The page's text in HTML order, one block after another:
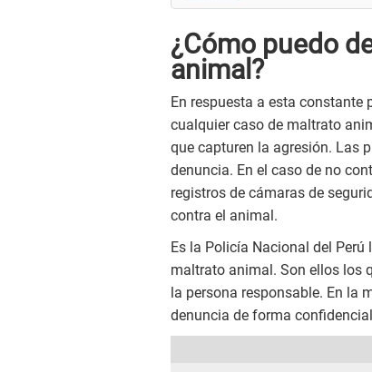
¿Cómo puedo
animal?
En respuesta a esta
cualquier caso de maltrato
que capturen la agresión. Las
denuncia. En el caso de no
registros de cámaras de
contra el animal.
Es la Policía Nacional del
maltrato animal. Son ellos los
la persona responsable. En la
denuncia de forma